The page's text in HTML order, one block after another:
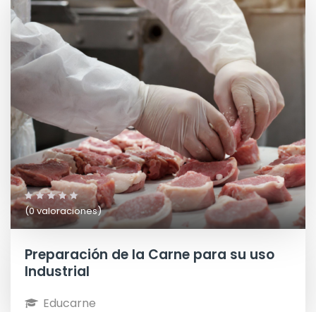
(0 valoraciones)
Preparación de la Carne para su uso
Industrial
Educarne